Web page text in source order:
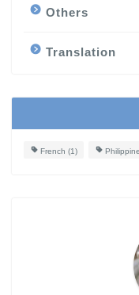
Others
Translation
French (1) Philippine